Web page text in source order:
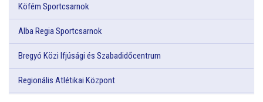
Köfém Sportcsarnok
Alba Regia Sportcsarnok
Bregyó Közi Ifjúsági és Szabadidőcentrum
Regionális Atlétikai Központ